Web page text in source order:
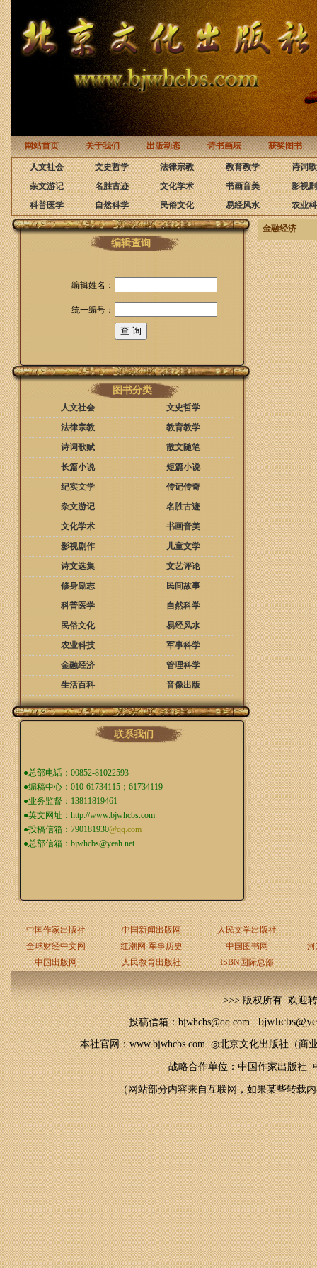
网站首页 关于我们 出版动态 诗书画坛 获奖图书
人文社会 文史哲学 法律宗教 教育教学
诗词
杂文游记
名胜古迹 文化学术 书画音美
影视
科普医学
自然科学 民俗文化 易经风水 农业
编辑查询
编辑姓名：
统一编号：
图书分类
人文社会
文史哲学
法律宗教
教育教学
诗词歌赋
散文随笔
长篇小说
短篇小说
纪实文学
传记传奇
杂文游记
名胜古迹
文化学术
书画音美
影视剧作
儿童文学
诗文选集
文艺评论
修身励志
民间故事
科普医学
自然科学
民俗文化
易经风水
农业科技
军事科学
金融经济
管理科学
生活百科
音像出版
联系我们
●总部电话：00852-81022593
●编稿中心：010-61734115；61734119
●业务监督：13811819461
●英文网址： http://www.bjwhcbs.com
●投稿信箱： 790181930@qq.com
●总部信箱： bjwhcbs@yeah.net
金融经济
中国作家出版社 中国新闻出版网
人民文学出版社
全球财经中文网
红潮网-军事历史 中国图书网
中国出版网
人民教育出版社 ISBN国际总部
>>> 版权所有 欢迎
投稿信箱：bjwhcbs@qq.com
本社官网：www.bjwhcbs.com◎北京文化出版社（商
战略合作单位：中国作家出版社
（网站部分内容来自互联网，如果某些转载